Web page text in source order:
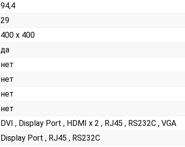
94,4
29
400 x 400
да
нет
нет
нет
нет
DVI , Display Port , HDMI x 2 , RJ45 , RS232С , VGA
Display Port , RJ45 , RS232С